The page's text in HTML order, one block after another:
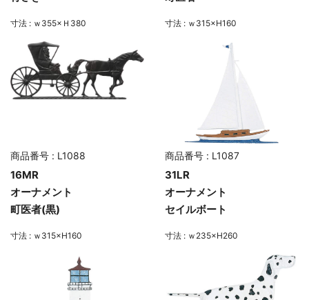
寸法 : ｗ355×Ｈ380 寸法 : ｗ315×H160
商品番号 : L1088
16MR
オーナメント
町医者(黒)
寸法 : ｗ315×H160
商品番号 : L1087
31LR
オーナメント
セイルボート
寸法 : ｗ235×H260